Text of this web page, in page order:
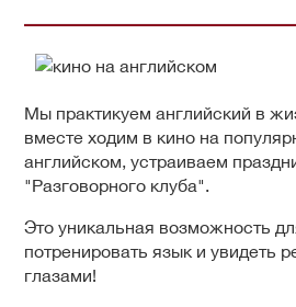
Мы практикуем английский в
вместе ходим в кино на
английском, устраиваем
"Разговорного клуба".
Это уникальная возможность
потренировать язык и увидеть
глазами!